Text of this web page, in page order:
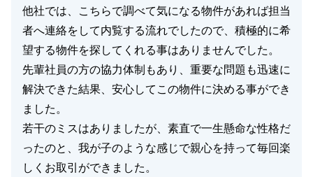
他社では、こちらで調べて気になる物件があれば担当
者へ連絡をして内覧する流れでしたので、積極的に希
望する物件を探してくれる事はありませんでした。
先輩社員の方の協力体制もあり、重要な問題も迅速に
解決できた結果、安心してこの物件に決める事ができ
ました。
若干のミスはありましたが、素直で一生懸命な性格だ
ったのと、我が子のような感じで親心を持って毎回楽
しくお取引ができました。